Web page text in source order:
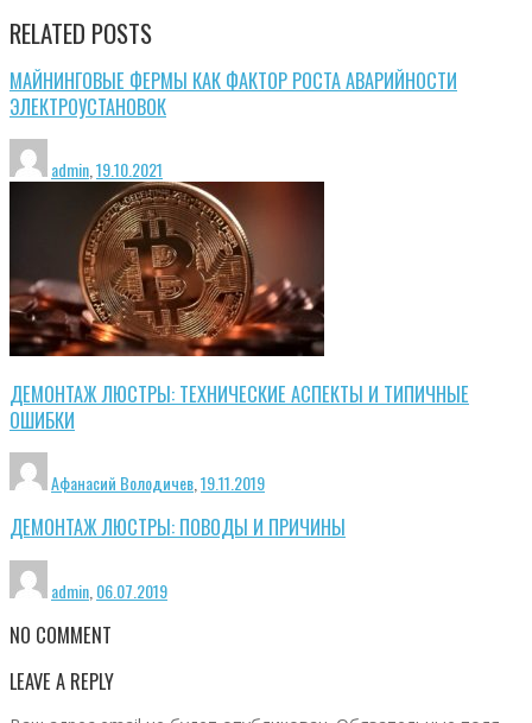
RELATED POSTS
МАЙНИНГОВЫЕ ФЕРМЫ КАК ФАКТОР РОСТА АВАРИЙНОСТИ
ЭЛЕКТРОУСТАНОВОК
admin,19.10.2021
ДЕМОНТАЖ ЛЮСТРЫ: ТЕХНИЧЕСКИЕ АСПЕКТЫ И ТИПИЧНЫЕ
ОШИБКИ
Афанасий Володичев 19.11.2019
ДЕМОНТАЖ ЛЮСТРЫ: ПОВОДЫ И ПРИЧИНЫ
admin 06.07.2019
NO COMMENT
LEAVE A REPLY